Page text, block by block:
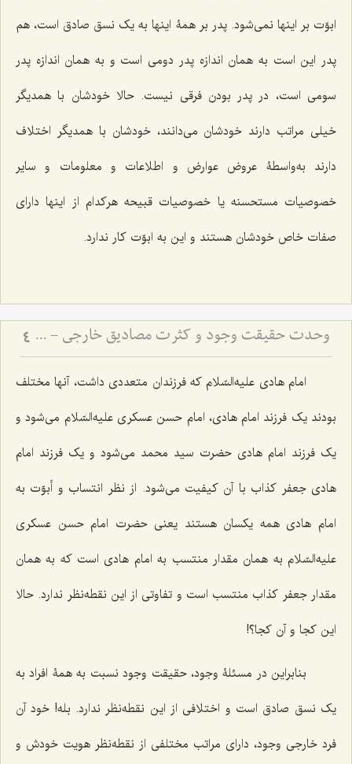
ابوّت بر اینها نمى‌شود. پدر بر همۀ اینها به یک نسق صادق است، هم
پدر این است به همان اندازه پدر دومى است و به همان اندازه پدر
سومى است، در پدر بودن فرقى نیست. حالا خودشان با همدیگر
خیلى مراتب دارند خودشان می‌دانند، خودشان با همدیگر اختلاف
دارند به‌واسطۀ عروض عوارض و اطلاعات و معلومات و سایر
خصوصیات مستحسنه یا خصوصیات قبیحه هرکدام از اینها داراى
صفات خاص خودشان هستند و این به ابوّت کار ندارد.
وحدت حقیقت وجود و کثرت مصادیق خارجی - تبیین دیدگاه رواقیون در عدم اختلاف انواع در مراتب وجود 4
امام هادى علیه‌السّلام که فرزندان متعددى داشت، آنها مختلف
بودند یک فرزند امام هادى، امام حسن عسکرى علیه‌السّلام مى‌شود و
یک فرزند امام هادى حضرت سید محمد مى‌شود و یک فرزند امام
هادى جعفر کذاب با آن کیفیت مى‌شود. از نظر انتساب و أبوّت به
امام هادى همه یکسان هستند یعنى حضرت امام حسن عسکرى
علیه‌السّلام به همان مقدار منتسب به امام هادى است که به همان
مقدار جعفر کذاب منتسب است و تفاوتى از این نقطه‌نظر ندارد. حالا
این کجا و آن کجا؟!
بنابراین در مسئلۀ وجود، حقیقت وجود نسبت به همۀ افراد به
یک نسق صادق است و اختلافى از این نقطه‌نظر ندارد. بله! خود آن
فرد خارجى وجود، داراى مراتب مختلفى از نقطه‌نظر هویت خودش و